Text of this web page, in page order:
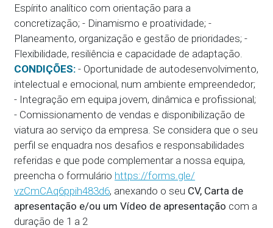
Espírito analítico com orientação para a
concretização; - Dinamismo e proatividade; -
Planeamento, organização e gestão de prioridades; -
Flexibilidade, resiliência e capacidade de adaptação.
CONDIÇÕES: - Oportunidade de autodesenvolvimento,
intelectual e emocional, num ambiente empreendedor;
- Integração em equipa jovem, dinâmica e profissional;
- Comissionamento de vendas e disponibilização de
viatura ao serviço da empresa. Se considera que o seu
perfil se enquadra nos desafios e responsabilidades
referidas e que pode complementar a nossa equipa,
preencha o formulário https://forms.gle/
vzCmCAq6ppih483d6, anexando o seu CV, Carta de
apresentação e/ou um Vídeo de apresentação com a
duração de 1 a 2